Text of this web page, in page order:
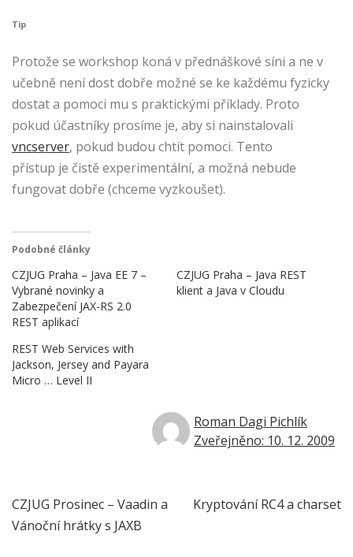
Tip
Protože se workshop koná v přednáškové síni a ne v
učebně není dost dobře možné se ke každému fyzicky
dostat a pomoci mu s praktickými příklady. Proto
pokud účastníky prosíme je, aby si nainstalovali
vncserver, pokud budou chtít pomoci. Tento
přístup je čistě experimentální, a možná nebude
fungovat dobře (chceme vyzkoušet).
Podobné články
CZJUG Praha – Java EE 7 –
Vybrané novinky a
Zabezpečení JAX-RS 2.0
REST aplikací
CZJUG Praha – Java REST
klient a Java v Cloudu
REST Web Services with
Jackson, Jersey and Payara
Micro … Level II
Roman Dagi Pichlík
Zveřejněno: 10. 12. 2009
Navigace
CZJUG Prosinec – Vaadin a
Vánoční hrátky s JAXB
Kryptování RC4 a charset